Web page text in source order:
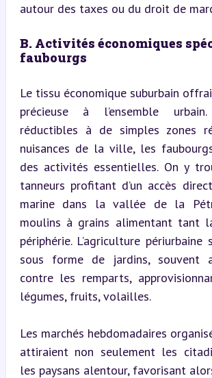
autour des taxes ou du droit de
B. Activités économiques
faubourgs
Le tissu économique suburbain
précieuse à l’ensemble
réductibles à de simples zones
nuisances de la ville, les
des activités essentielles. On y
tanneurs profitant d’un accès
marine dans la vallée de la
moulins à grains alimentant tant
périphérie. L’agriculture
sous forme de jardins, souvent
contre les remparts,
légumes, fruits, volailles.
Les marchés hebdomadaires
attiraient non seulement les
les paysans alentour, favorisant